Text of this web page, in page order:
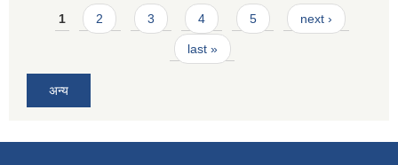
Pages
1 2 3 4 5 next ›
last »
अन्य